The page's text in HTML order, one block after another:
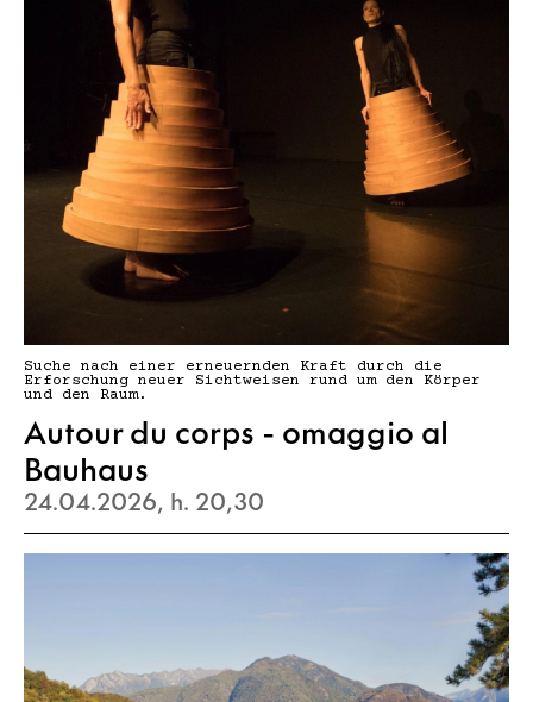
Suche nach einer erneuernden Kraft durch die
Erforschung neuer Sichtweisen rund um den Körper
und den Raum.
Autour du corps - omaggio al
Bauhaus
24.04.2026, h. 20,30